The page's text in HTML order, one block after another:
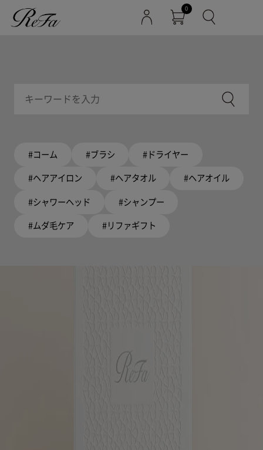
0
#コーム #ブラシ #ドライヤー
#ヘアアイロン #ヘアタオル #ヘアオイル
#シャワーヘッド #シャンプー
#ムダ毛ケア #リファギフト